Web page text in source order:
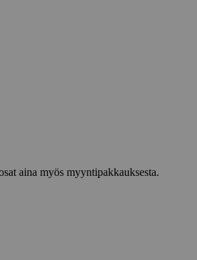
aina myös myyntipakkauksesta.